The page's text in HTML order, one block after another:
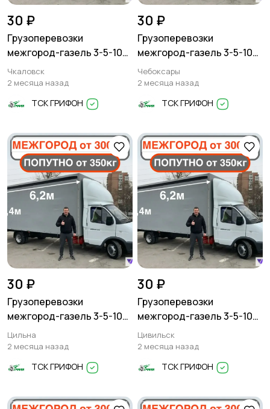
30 ₽
Грузоперевозки
межгород-газель 3-5-10
тонн
Чкаловск
2 месяца назад
ТСК ГРИФОН
30 ₽
Грузоперевозки
межгород-газель 3-5-10
тонн
Чебоксары
2 месяца назад
ТСК ГРИФОН
30 ₽
Грузоперевозки
межгород-газель 3-5-10
тонн
Цильна
2 месяца назад
ТСК ГРИФОН
30 ₽
Грузоперевозки
межгород-газель 3-5-10
тонн
Цивильск
2 месяца назад
ТСК ГРИФОН